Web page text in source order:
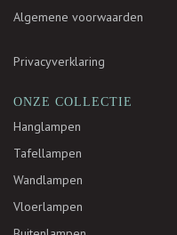
Algemene voorwaarden
Privacyverklaring
ONZE COLLECTIE
Hanglampen
Tafellampen
Wandlampen
Vloerlampen